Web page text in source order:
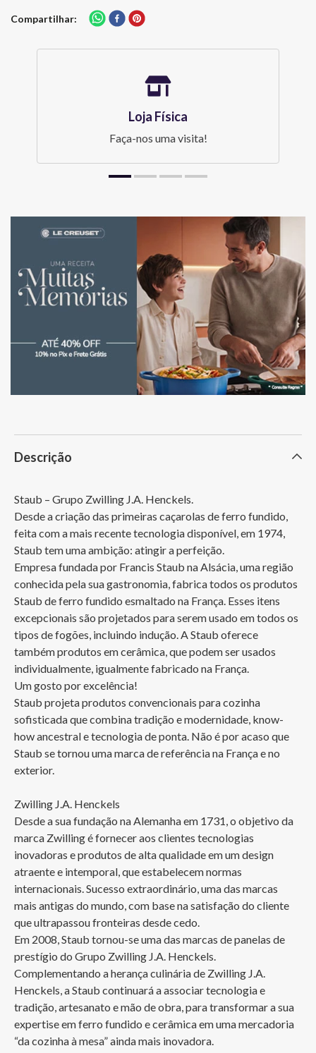
Compartilhar
Loja Física
Faça-nos uma visita!
Descrição
Staub – Grupo Zwilling J.A. Henckels.
Desde a criação das primeiras caçarolas de ferro fundido,
feita com a mais recente tecnologia disponível, em 1974,
Staub tem uma ambição: atingir a perfeição.
Empresa fundada por Francis Staub na Alsácia, uma região
conhecida pela sua gastronomia, fabrica todos os produtos
Staub de ferro fundido esmaltado na França. Esses itens
excepcionais são projetados para serem usado em todos os
tipos de fogões, incluindo indução. A Staub oferece
também produtos em cerâmica, que podem ser usados
individualmente, igualmente fabricado na França.
Um gosto por excelência!
Staub projeta produtos convencionais para cozinha
sofisticada que combina tradição e modernidade, know-
how ancestral e tecnologia de ponta. Não é por acaso que
Staub se tornou uma marca de referência na França e no
exterior.
Zwilling J.A. Henckels
Desde a sua fundação na Alemanha em 1731, o objetivo da
marca Zwilling é fornecer aos clientes tecnologias
inovadoras e produtos de alta qualidade em um design
atraente e intemporal, que estabelecem normas
internacionais. Sucesso extraordinário, uma das marcas
mais antigas do mundo, com base na satisfação do cliente
que ultrapassou fronteiras desde cedo.
Em 2008, Staub tornou-se uma das marcas de panelas de
prestígio do Grupo Zwilling J.A. Henckels.
Complementando a herança culinária de Zwilling J.A.
Henckels, a Staub continuará a associar tecnologia e
tradição, artesanato e mão de obra, para transformar a sua
expertise em ferro fundido e cerâmica em uma mercadoria
“da cozinha à mesa” ainda mais inovadora.